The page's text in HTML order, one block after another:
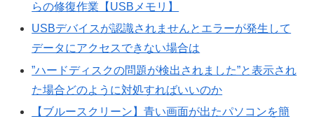
らの修復作業【USBメモリ】
USBデバイスが認識されませんとエラーが発生して
データにアクセスできない場合は
”ハードディスクの問題が検出されました”と表示され
た場合どのように対処すればいいのか
【ブルースクリーン】青い画面が出たパソコンを簡